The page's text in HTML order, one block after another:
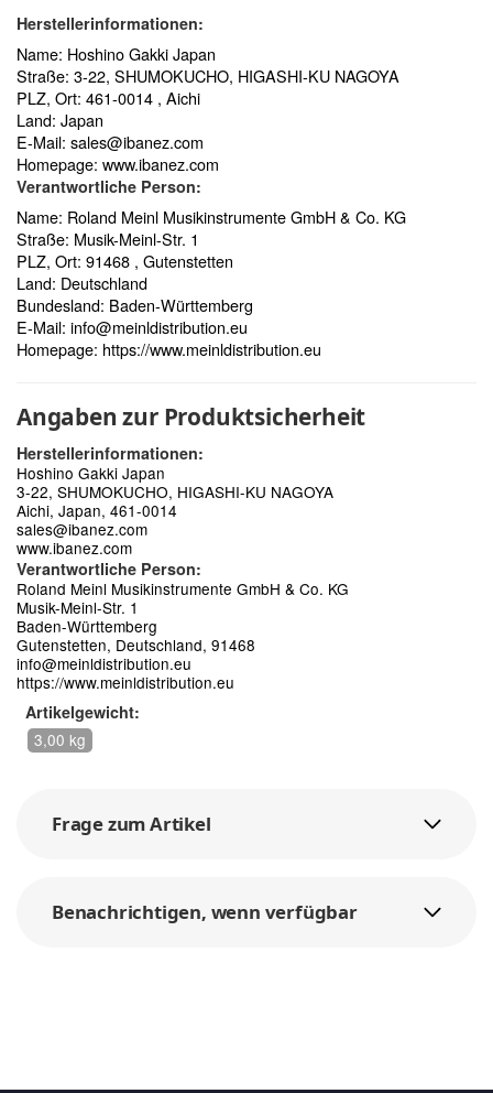
Herstellerinformationen:
Name: Hoshino Gakki Japan
Straße: 3-22, SHUMOKUCHO, HIGASHI-KU NAGOYA
PLZ, Ort: 461-0014 , Aichi
Land: Japan
E-Mail: sales@ibanez.com
Homepage: www.ibanez.com
Verantwortliche Person:
Name: Roland Meinl Musikinstrumente GmbH & Co. KG
Straße: Musik-Meinl-Str. 1
PLZ, Ort: 91468 , Gutenstetten
Land: Deutschland
Bundesland: Baden-Württemberg
E-Mail: info@meinldistribution.eu
Homepage: https://www.meinldistribution.eu
Angaben zur Produktsicherheit
Herstellerinformationen:
Hoshino Gakki Japan
3-22, SHUMOKUCHO, HIGASHI-KU NAGOYA
Aichi, Japan, 461-0014
sales@ibanez.com
www.ibanez.com
Verantwortliche Person:
Roland Meinl Musikinstrumente GmbH & Co. KG
Musik-Meinl-Str. 1
Baden-Württemberg
Gutenstetten, Deutschland, 91468
info@meinldistribution.eu
https://www.meinldistribution.eu
Artikelgewicht:
3,00 kg
Frage zum Artikel
Benachrichtigen, wenn verfügbar